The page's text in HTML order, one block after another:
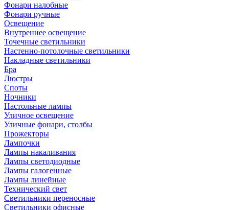
Фонари налобные
Фонари ручные
Освещение
Внутреннее освещение
Точечные светильники
Настенно-потолочные светильники
Накладные светильники
Бра
Люстры
Споты
Ночники
Настольные лампы
Уличное освещение
Уличные фонари, столбы
Прожекторы
Лампочки
Лампы накаливания
Лампы светодиодные
Лампы галогенные
Лампы линейные
Технический свет
Светильники переносные
Светильники офисные